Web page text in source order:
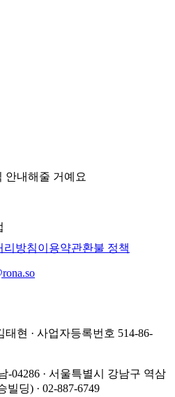
안내해줄 거예요
리방침이용약관환불 정책
태현 · 사업자등록번호 514-86-
-04286 · 서울특별시 강남구 역삼
빌딩) · 02-887-6749